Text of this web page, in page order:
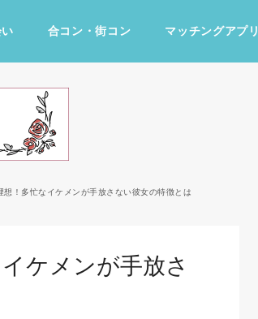
合コン・街コン マッチングアプリ
想！多忙なイケメンが手放さない彼女の特徴とは
ケメンが手放さ